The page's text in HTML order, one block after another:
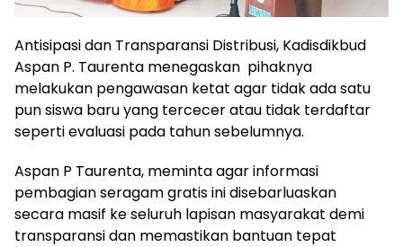
Antisipasi dan Transparansi Distribusi, Kadisdikbud
Aspan P. Taurenta menegaskan pihaknya
melakukan pengawasan ketat agar tidak ada satu
pun siswa baru yang tercecer atau tidak terdaftar
seperti evaluasi pada tahun sebelumnya.
Aspan P Taurenta, meminta agar informasi
pembagian seragam gratis ini disebarluaskan
secara masif ke seluruh lapisan masyarakat demi
transparansi dan memastikan bantuan tepat